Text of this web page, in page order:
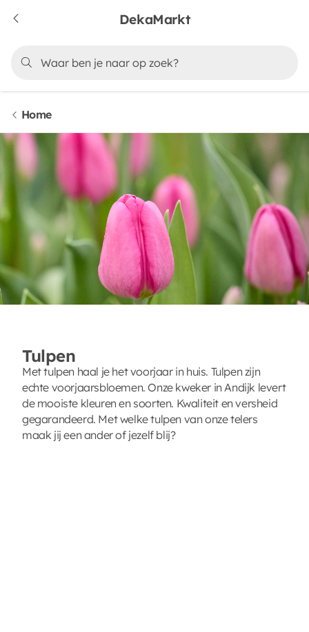
DekaMarkt
Home
Tulpen
Met tulpen haal je het voorjaar in huis. Tulpen zijn
echte voorjaarsbloemen. Onze kweker in Andijk levert
de mooiste kleuren en soorten. Kwaliteit en versheid
gegarandeerd. Met welke tulpen van onze telers
maak jij een ander of jezelf blij?